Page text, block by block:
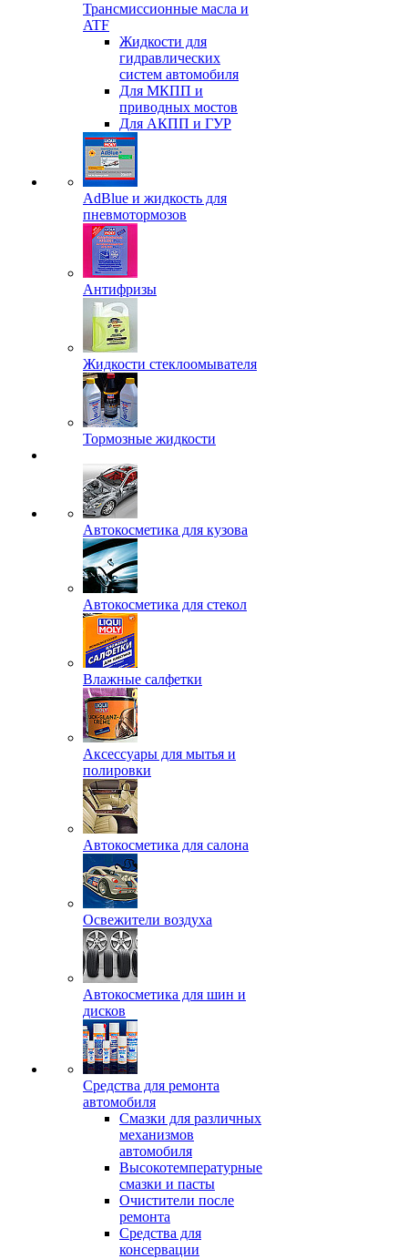
Трансмиссионные масла и
ATF
Жидкости для
гидравлических
систем автомобиля
Для МКПП и
приводных мостов
Для АКПП и ГУР
AdBlue и жидкость для
пневмотормозов
Антифризы
Жидкости стеклоомывателя
Тормозные жидкости
Автокосметика для кузова
Автокосметика для стекол
Влажные салфетки
Аксессуары для мытья и
полировки
Автокосметика для салона
Освежители воздуха
Автокосметика для шин и
дисков
Средства для ремонта
автомобиля
Смазки для различных
механизмов
автомобиля
Высокотемпературные
смазки и пасты
Очистители после
ремонта
Средства для
консервации